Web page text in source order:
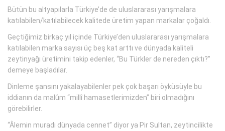
Bütün bu altyapılarla Türkiye’de de uluslararası yarışmalara
katılabilen/katılabilecek kalitede üretim yapan markalar çoğaldı.
Geçtiğimiz birkaç yıl içinde Türkiye’den uluslararası yarışmalara
katılabilen marka sayısı üç beş kat arttı ve dünyada kaliteli
zeytinyağı üretimini takip edenler, “Bu Türkler de nereden çıktı?”
demeye başladılar.
Dinleme şansını yakalayabilenler pek çok başarı öyküsüyle bu
iddianın da malûm “millî hamasetlerimizden” biri olmadığını
görebilirler.
“Âlemin muradı dünyada cennet” diyor ya Pir Sultan, zeytincilikte